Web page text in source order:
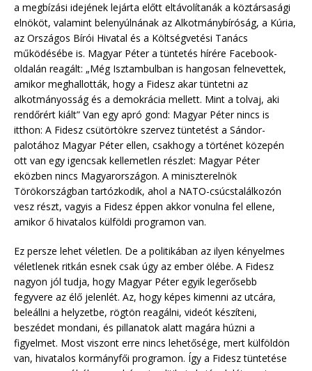
a megbízási idejének lejárta előtt eltávolítanák a köztársasági
elnököt, valamint belenyúlnának az Alkotmánybíróság, a Kúria,
az Országos Bírói Hivatal és a Költségvetési Tanács
működésébe is. Magyar Péter a tüntetés hírére Facebook-
oldalán reagált: „Még Isztambulban is hangosan felnevettek,
amikor meghallották, hogy a Fidesz akar tüntetni az
alkotmányosság és a demokrácia mellett. Mint a tolvaj, aki
rendőrért kiált” Van egy apró gond: Magyar Péter nincs is
itthon: A Fidesz csütörtökre szervez tüntetést a Sándor-
palotához Magyar Péter ellen, csakhogy a történet közepén
ott van egy igencsak kellemetlen részlet: Magyar Péter
eközben nincs Magyarországon. A miniszterelnök
Törökországban tartózkodik, ahol a NATO-csúcstalálkozón
vesz részt, vagyis a Fidesz éppen akkor vonulna fel ellene,
amikor ő hivatalos külföldi programon van.
Ez persze lehet véletlen. De a politikában az ilyen kényelmes
véletlenek ritkán esnek csak úgy az ember ölébe. A Fidesz
nagyon jól tudja, hogy Magyar Péter egyik legerősebb
fegyvere az élő jelenlét. Az, hogy képes kimenni az utcára,
beleállni a helyzetbe, rögtön reagálni, videót készíteni,
beszédet mondani, és pillanatok alatt magára húzni a
figyelmet. Most viszont erre nincs lehetősége, mert külföldön
van, hivatalos kormányfői programon. Így a Fidesz tüntetése